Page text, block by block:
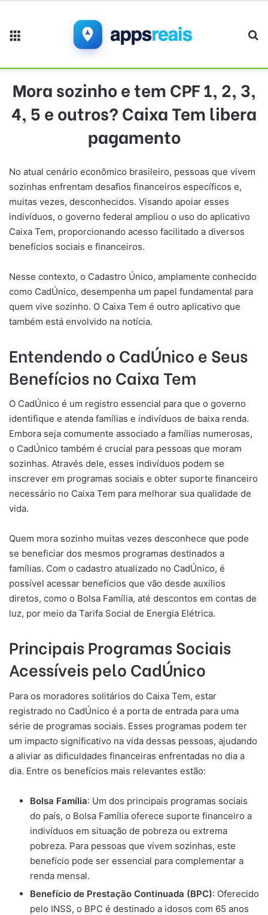
Mora sozinho e tem CPF 1, 2, 3,
4, 5 e outros? Caixa Tem libera
pagamento
No atual cenário econômico brasileiro, pessoas que vivem
sozinhas enfrentam desafios financeiros específicos e,
muitas vezes, desconhecidos. Visando apoiar esses
indivíduos, o governo federal ampliou o uso do aplicativo
Caixa Tem, proporcionando acesso facilitado a diversos
benefícios sociais e financeiros.
Nesse contexto, o Cadastro Único, amplamente conhecido
como CadÚnico, desempenha um papel fundamental para
quem vive sozinho. O Caixa Tem é outro aplicativo que
também está envolvido na notícia.
Entendendo o CadÚnico e Seus
Benefícios no Caixa Tem
O CadÚnico é um registro essencial para que o governo
identifique e atenda famílias e indivíduos de baixa renda.
Embora seja comumente associado a famílias numerosas,
o CadÚnico também é crucial para pessoas que moram
sozinhas. Através dele, esses indivíduos podem se
inscrever em programas sociais e obter suporte financeiro
necessário no Caixa Tem para melhorar sua qualidade de
vida.
Quem mora sozinho muitas vezes desconhece que pode
se beneficiar dos mesmos programas destinados a
famílias. Com o cadastro atualizado no CadÚnico, é
possível acessar benefícios que vão desde auxílios
diretos, como o Bolsa Família, até descontos em contas de
luz, por meio da Tarifa Social de Energia Elétrica.
Principais Programas Sociais
Acessíveis pelo CadÚnico
Para os moradores solitários do Caixa Tem, estar
registrado no CadÚnico é a porta de entrada para uma
série de programas sociais. Esses programas podem ter
um impacto significativo na vida dessas pessoas, ajudando
a aliviar as dificuldades financeiras enfrentadas no dia a
dia. Entre os benefícios mais relevantes estão:
Bolsa Família: Um dos principais programas sociais
do país, o Bolsa Família oferece suporte financeiro a
indivíduos em situação de pobreza ou extrema
pobreza. Para pessoas que vivem sozinhas, este
benefício pode ser essencial para complementar a
renda mensal.
Benefício de Prestação Continuada (BPC): Oferecido
pelo INSS, o BPC é destinado a idosos com 65 anos